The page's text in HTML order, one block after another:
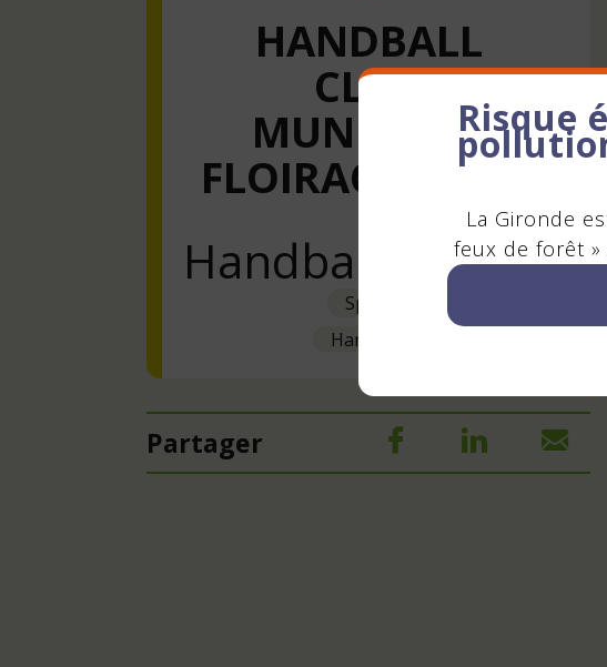
HANDBALL
CLUB
MUNICIPAL
FLOIRAC CENON
Handball C M F C
Sport
HandBall
Partager
Risque
La Gironde
feux de forêt